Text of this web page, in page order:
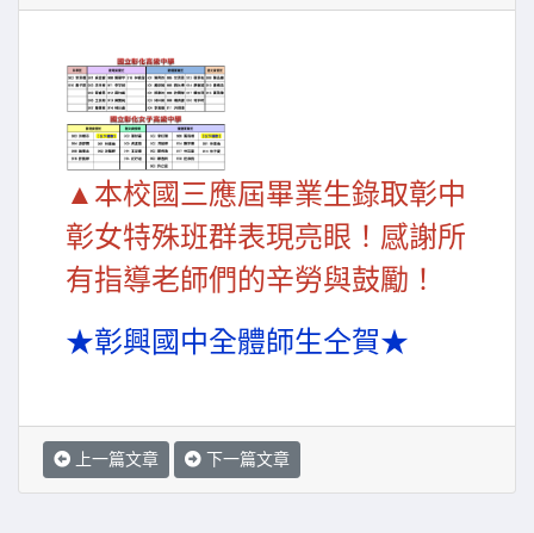
▲本校國三應屆畢業生錄取彰中
彰女特殊班群表現亮眼！感謝所
有指導老師們的辛勞與鼓勵！
★彰興國中全體師生仝賀★
上一篇文章 下一篇文章